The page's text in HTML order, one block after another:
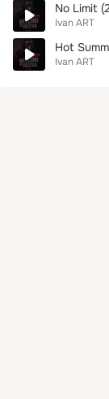
No Limit
Ivan ART
Ivan ART